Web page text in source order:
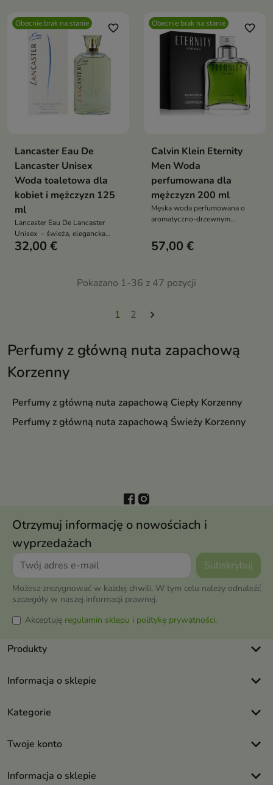
Perfumy z główną nuta zapachową
Korzenny
Perfumy z główną nuta zapachową Ciepły Korzenny
Perfumy z główną nuta zapachową Świeży Korzenny
Obecnie brak na stanie favorite_border
Lancaster Eau De
Lancaster Unisex
Woda toaletowa dla
kobiet i mężczyzn 125
ml
Lancaster Eau De Lancaster
Unisex – świeża, elegancka
woda toaletowa dla kobiet i
32,00 €
Obecnie brak na stanie favorite_border
Calvin Klein Eternity
Men Woda
perfumowana dla
mężczyzn 200 ml
Męska woda perfumowana o
aromatyczno-drzewnym
lawendy, cyprysa i ambry.
Ponadczasowy zapach dla
57,00 €
Pokazano 1-36 z 47 pozycji
1 2 
Otrzymuj informację o nowościach i
wyprzedażach
Możesz zrezygnować w każdej chwili. W tym celu należy odnaleźć
szczegóły w naszej informacji prawnej.
Akceptuję regulamin sklepu i politykę prywatności.
Produkty keyboard_arrow_down
Informacja o sklepie keyboard_arrow_down
Kategorie keyboard_arrow_down
Twoje konto keyboard_arrow_down
Informacja o sklepie keyboard_arrow_down